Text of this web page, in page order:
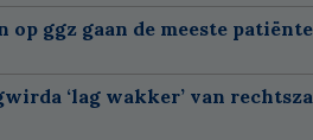
ggz gaan de meeste
‘lag wakker’ van